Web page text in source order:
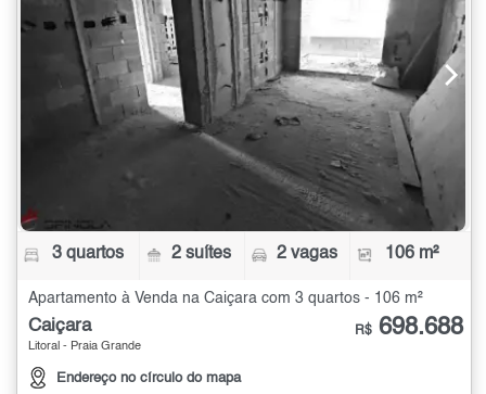
3 quartos 2 suítes 2 vagas 106 m²
Apartamento à Venda na Caiçara com 3 quartos - 106 m²
Caiçara
Litoral - Praia Grande
Endereço no círculo do mapa
R$ 698.688